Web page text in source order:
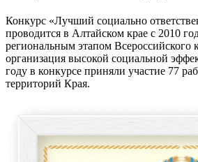
Конкурс «Лучший социально
проводится в Алтайском крае с 2010
региональным этапом Всероссийского
организация высокой социальной
году в конкурсе приняли участие 77
территорий Края.